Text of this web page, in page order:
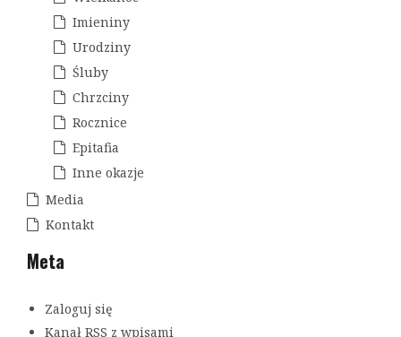
Imieniny
Urodziny
Śluby
Chrzciny
Rocznice
Epitafia
Inne okazje
Media
Kontakt
Meta
Zaloguj się
Kanał RSS z wpisami